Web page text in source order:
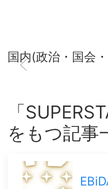
国内(政治・国会
「
をもつ記事